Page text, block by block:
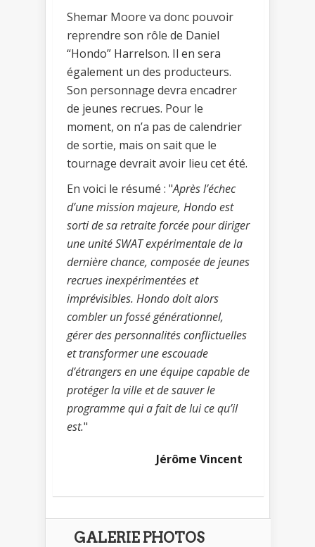
Shemar Moore va donc pouvoir
reprendre son rôle de Daniel
“Hondo” Harrelson. Il en sera
également un des producteurs.
Son personnage devra encadrer
de jeunes recrues. Pour le
moment, on n’a pas de calendrier
de sortie, mais on sait que le
tournage devrait avoir lieu cet été.
En voici le résumé : "Après l’échec
d’une mission majeure, Hondo est
sorti de sa retraite forcée pour diriger
une unité SWAT expérimentale de la
dernière chance, composée de jeunes
recrues inexpérimentées et
imprévisibles. Hondo doit alors
combler un fossé générationnel,
gérer des personnalités conflictuelles
et transformer une escouade
d’étrangers en une équipe capable de
protéger la ville et de sauver le
programme qui a fait de lui ce qu’il
est."
Jérôme Vincent
GALERIE PHOTOS